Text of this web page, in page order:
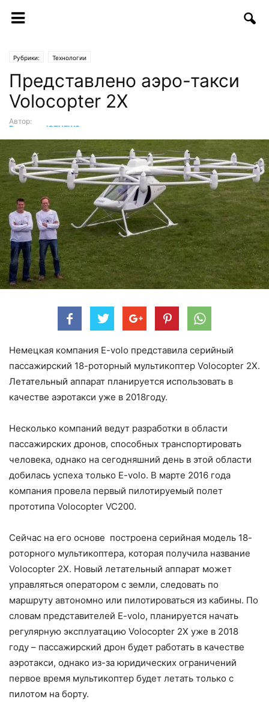
Рубрики: Технологии
Представлено аэро-такси
Volocopter 2X
Автор:
Редакция ICTNEWS
Немецкая компания E-volo представила серийный
пассажирский 18-роторный мультикоптер Volocopter 2X.
Летательный аппарат планируется использовать в
качестве аэротакси уже в 2018году.
Несколько компаний ведут разработки в области
пассажирских дронов, способных транспортировать
человека, однако на сегодняшний день в этой области
добилась успеха только E-volo. В марте 2016 года
компания провела первый пилотируемый полет
прототипа Volocopter VC200.
Сейчас на его основе построена серийная модель 18-
роторного мультикоптера, которая получила название
Volocopter 2X. Новый летательный аппарат может
управляться оператором c земли, следовать по
маршруту автономно или пилотироваться из кабины. По
словам представителей E-volo, планируется начать
регулярную эксплуатацию Volocopter 2X уже в 2018
году – пассажирский дрон будет работать в качестве
аэротакси, однако из-за юридических ограничений
первое время мультикоптер будет летать только с
пилотом на борту.